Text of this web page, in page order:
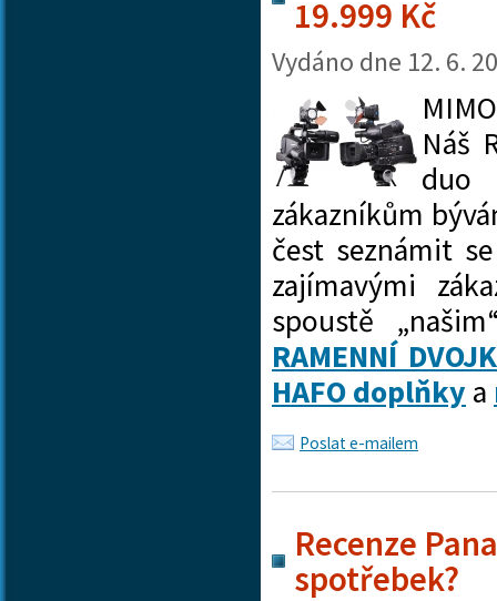
19.999 Kč
Vydáno dne 12. 6.
Náš
zákazníkům
čest seznámit
zajímavými
spoustě
RAMENNÍ
HAFO doplňky a
Poslat e-mailem
Recenze
spotřebek?